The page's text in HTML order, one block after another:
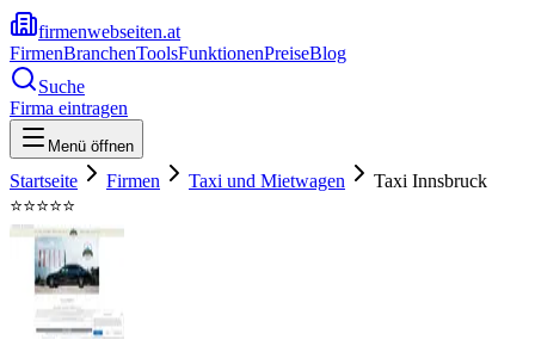
firmenwebseiten.at
FirmenBranchenToolsFunktionenPreiseBlog
Suche
Firma eintragen
Menü öffnen
Startseite Firmen Taxi und Mietwagen
Taxi Innsbruck
⭐⭐⭐⭐⭐